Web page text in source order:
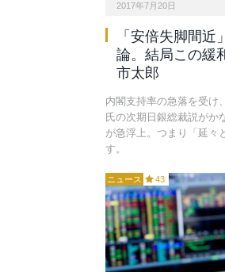
2017年7月20日
「安倍失脚間
論。結局この緩
市太郎
内閣支持率の急落を受け
氏の次期日銀総裁説がか
が急浮上。つまり「延々
す。
ニュース 43